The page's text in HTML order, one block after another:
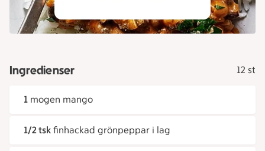
Ingredienser 12 st
1 mogen mango
1/2 tsk finhackad grönpeppar i lag